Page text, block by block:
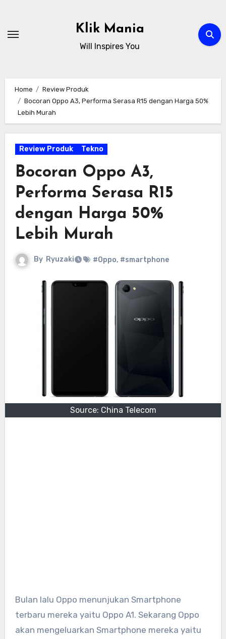
content
Klik Mania
Will Inspires You
Home
Review Produk
Bocoran Oppo A3, Performa Serasa R15 dengan Harga 50%
Lebih Murah
Review Produk Tekno
Bocoran Oppo A3,
Performa Serasa R15
dengan Harga 50%
Lebih Murah
By Ryuzaki #Oppo, #smartphone
Source: China Telecom
Bulan lalu Oppo menunjukan Smartphone
terbaru mereka yaitu Oppo A1. Sekarang Oppo
akan mengeluarkan Smartphone mereka yaitu